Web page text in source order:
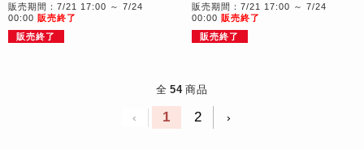
販売期間：7/21 17:00 ～ 7/24
00:00 販売終了
販売終了
販売期間：7/21 17:00 ～ 7/24
00:00 販売終了
販売終了
全 54 商品
‹ 1 2 ›